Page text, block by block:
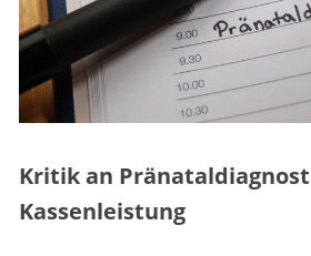
Kritik an
Kassenleistung